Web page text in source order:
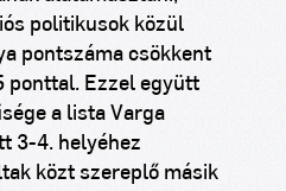
politikusok közül
pontszáma csökkent
ponttal. Ezzel együtt
a lista Varga
3-4. helyéhez
közt szereplő másik